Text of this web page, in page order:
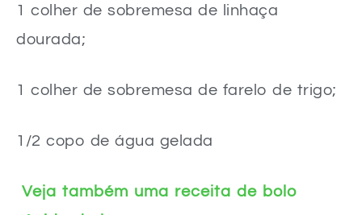
1 colher de sobremesa de linhaça
dourada;
1 colher de sobremesa de farelo de trigo;
1/2 copo de água gelada
Veja também uma receita de bolo